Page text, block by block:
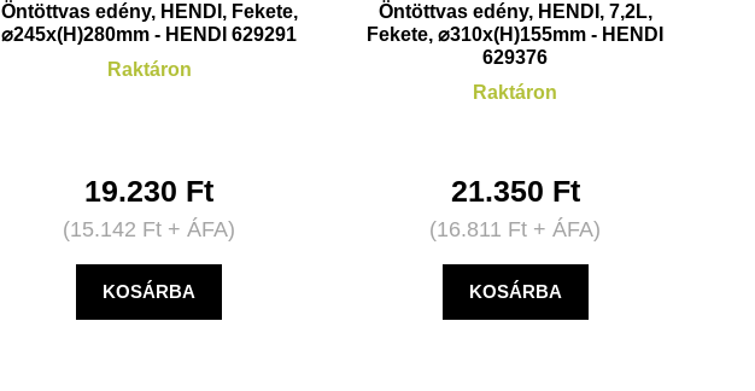
Öntöttvas edény, HENDI, Fekete,
⌀245x(H)280mm - HENDI 629291
Raktáron
19.230 Ft
(15.142 Ft + ÁFA)
KOSÁRBA
Öntöttvas edény, HENDI, 7,2L,
Fekete, ⌀310x(H)155mm - HENDI
629376
Raktáron
21.350 Ft
(16.811 Ft + ÁFA)
KOSÁRBA